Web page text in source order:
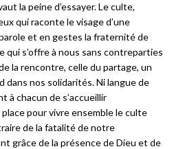
la peine d’essayer. Le culte,
qui raconte le visage d’une
et en gestes la fraternité de
qui s’offre à nous sans contreparties
la rencontre, celle du partage, un
dans nos solidarités. Ni langue de
à chacun de s’accueillir
pour vivre ensemble le culte
de la fatalité de notre
grâce de la présence de Dieu et de